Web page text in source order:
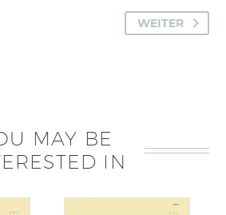
WEITER
MAY BE
IN